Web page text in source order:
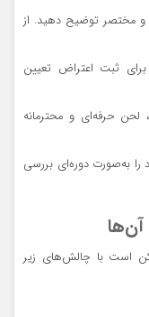
مختصر توضیح دهید. از
ثبت اعتراض تعیین
لحن حرفه‌ای و محترمانه
به‌صورت دوره‌ای بررسی
آن‌ها
است با چالش‌های زیر